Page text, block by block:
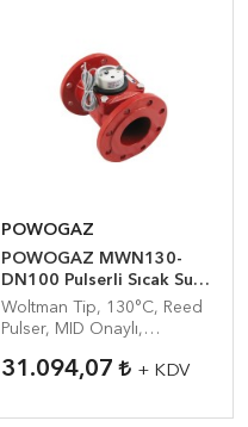
POWOGAZ
POWOGAZ MWN130-
DN100 Pulserli Sıcak Su
sayacı
Woltman Tip, 130°C, Reed
Pulser, MID Onaylı,
31.094,07 + KDV